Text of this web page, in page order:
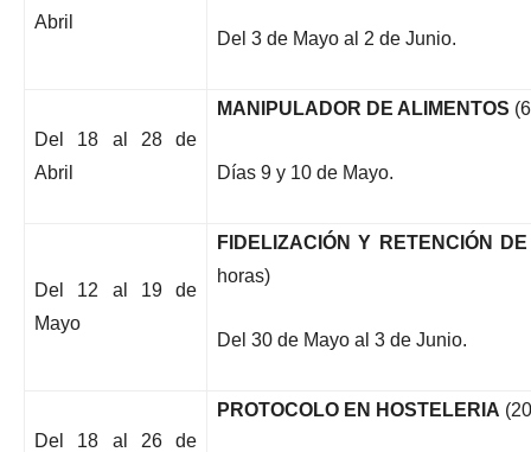
Abril
Del 3 de Mayo al 2 de Junio.
Del 18 al 28 de
Abril
MANIPULADOR DE ALIMENTOS
Días 9 y 10 de Mayo.
Del 12 al 19 de
Mayo
FIDELIZACIÓN Y RETENCIÓN
horas)
Del 30 de Mayo al 3 de Junio.
Del 18 al 26 de
PROTOCOLO EN HOSTELERIA